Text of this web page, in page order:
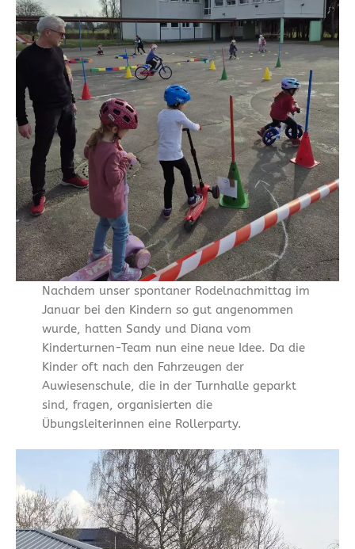
Nachdem unser spontaner Rodelnachmittag im
Januar bei den Kindern so gut angenommen
wurde, hatten Sandy und Diana vom
Kinderturnen-Team nun eine neue Idee. Da die
Kinder oft nach den Fahrzeugen der
Auwiesenschule, die in der Turnhalle geparkt
sind, fragen, organisierten die
Übungsleiterinnen eine Rollerparty.